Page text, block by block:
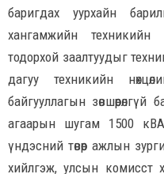
баригдах уурхайн
хангамжийн техникийн
тодорхой заалтуудыг
дагуу техникийн
байгууллагын
агаарын шугам 1500
үндэсний төвөөр ажлын
хийлгэж, улсын комисст